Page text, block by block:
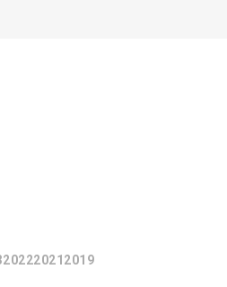
20222021 2019